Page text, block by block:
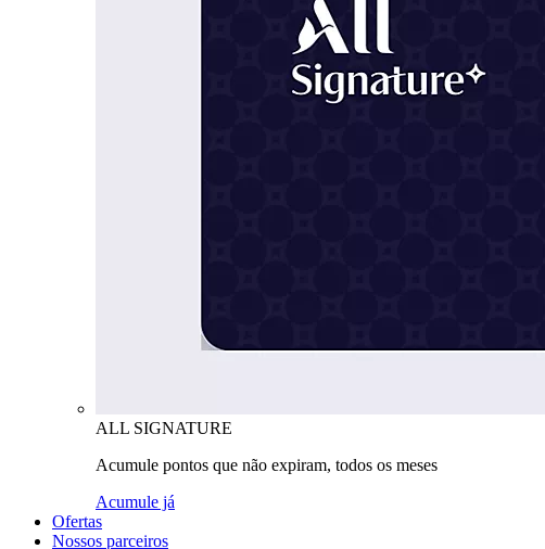
ALL SIGNATURE
Acumule pontos que não expiram, todos os meses
Acumule já
Ofertas
Nossos parceiros